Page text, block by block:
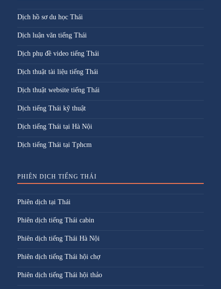
Dịch hồ sơ du học Thái
Dịch luận văn tiếng Thái
Dịch phụ đề video tiếng Thái
Dịch thuật tài liệu tiếng Thái
Dịch thuật website tiếng Thái
Dịch tiếng Thái kỹ thuật
Dịch tiếng Thái tại Hà Nội
Dịch tiếng Thái tại Tphcm
PHIÊN DỊCH TIẾNG THÁI
Phiên dịch tại Thái
Phiên dịch tiếng Thái cabin
Phiên dịch tiếng Thái Hà Nội
Phiên dịch tiếng Thái hội chợ
Phiên dịch tiếng Thái hội thảo